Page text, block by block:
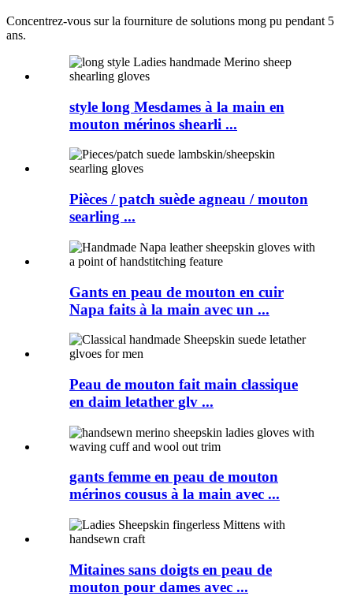
Concentrez-vous sur la fourniture de solutions mong pu pendant 5
ans.
style long Mesdames à la main en
mouton mérinos shearli ...
Pièces / patch suède agneau / mouton
searling ...
Gants en peau de mouton en cuir
Napa faits à la main avec un ...
Peau de mouton fait main classique
en daim letather glv ...
gants femme en peau de mouton
mérinos cousus à la main avec ...
Mitaines sans doigts en peau de
mouton pour dames avec ...